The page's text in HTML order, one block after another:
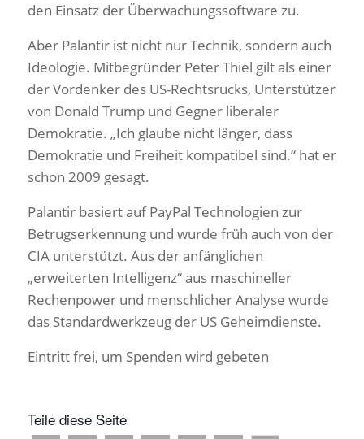
den Einsatz der Überwachungssoftware zu.
Aber Palantir ist nicht nur Technik, sondern auch
Ideologie. Mitbegründer Peter Thiel gilt als einer
der Vordenker des US-Rechtsrucks, Unterstützer
von Donald Trump und Gegner liberaler
Demokratie. „Ich glaube nicht länger, dass
Demokratie und Freiheit kompatibel sind.“ hat er
schon 2009 gesagt.
Palantir basiert auf PayPal Technologien zur
Betrugserkennung und wurde früh auch von der
CIA unterstützt. Aus der anfänglichen
„erweiterten Intelligenz“ aus maschineller
Rechenpower und menschlicher Analyse wurde
das Standardwerkzeug der US Geheimdienste.
Eintritt frei, um Spenden wird gebeten
Teile diese Seite